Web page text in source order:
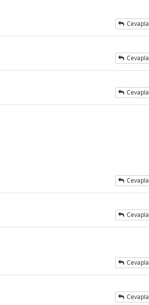
Cevapla
Cevapla
Cevapla
Cevapla
Cevapla
Cevapla
Cevapla